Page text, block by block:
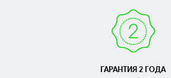
ГАРАНТИЯ 2 ГОДА